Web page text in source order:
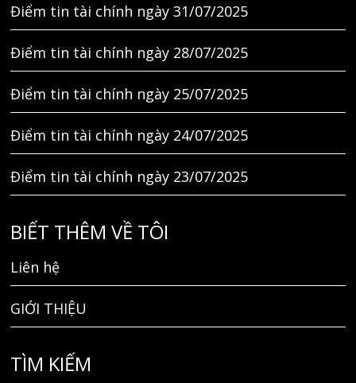
Điểm tin tài chính ngày 31/07/2025
Điểm tin tài chính ngày 28/07/2025
Điểm tin tài chính ngày 25/07/2025
Điểm tin tài chính ngày 24/07/2025
Điểm tin tài chính ngày 23/07/2025
BIẾT THÊM VỀ TÔI
Liên hệ
GIỚI THIỆU
TÌM KIẾM